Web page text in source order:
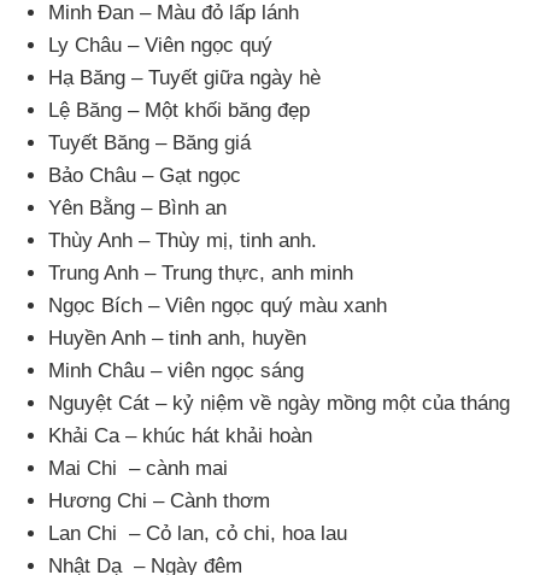
Minh Đan – Màu đỏ lấp lánh
Ly Châu – Viên ngọc quý
Hạ Băng – Tuyết giữa ngày hè
Lệ Băng – Một khối băng đẹp
Tuyết Băng – Băng giá
Bảo Châu – Gạt ngọc
Yên Bằng – Bình an
Thùy Anh – Thùy mị, tinh anh.
Trung Anh – Trung thực, anh minh
Ngọc Bích – Viên ngọc quý màu xanh
Huyền Anh – tinh anh, huyền
Minh Châu – viên ngọc sáng
Nguyệt Cát – kỷ niệm về ngày mồng một của tháng
Khải Ca – khúc hát khải hoàn
Mai Chi – cành mai
Hương Chi – Cành thơm
Lan Chi – Cỏ lan, cỏ chi, hoa lau
Nhật Dạ – Ngày đêm